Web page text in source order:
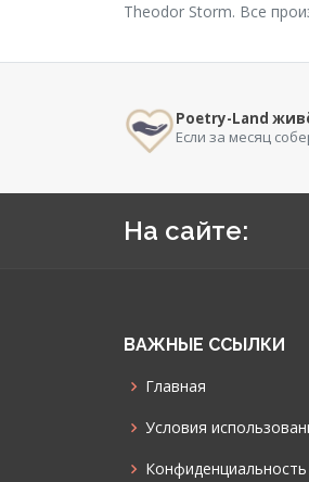
Theodor Storm. Все
Poetry-Land
Если за месяц
На сайте: